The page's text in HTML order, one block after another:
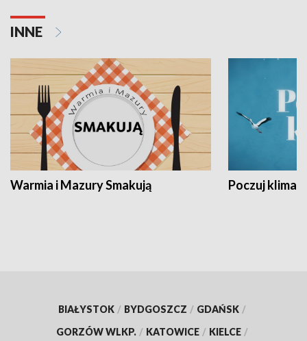
INNE
Warmia i Mazury Smakują Poczuj klimat
BIAŁYSTOK / BYDGOSZCZ / GDAŃSK /
GORZÓW WLKP. / KATOWICE / KIELCE /